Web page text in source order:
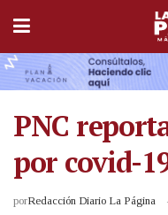
PNC
por covid-
porRedacción Diario La Página